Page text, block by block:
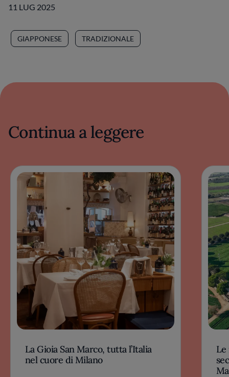
11 LUG 2025
GIAPPONESE TRADIZIONALE
Continua a leggere
La Gioia San Marco, tutta l’Italia
nel cuore di Milano